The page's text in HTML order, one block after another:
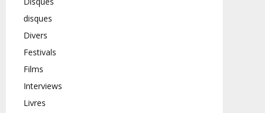
disques
Divers
Festivals
Films
Interviews
Livres